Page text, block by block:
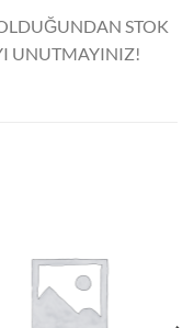
STOK
UNUTMAYINIZ!